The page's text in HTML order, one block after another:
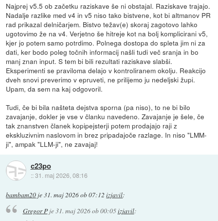
Najprej v5.5 ob začetku raziskave še ni obstajal. Raziskave trajajo.
Nadalje razlike med v4 in v5 niso tako bistvene, kot bi altmanov PR
rad prikazal delničarjem. Bistvo težav(e) skoraj zagotovo lahko
ugotovimo že na v4. Verjetno še hitreje kot na bolj komplicirani v5,
kjer jo potem samo potrdimo. Polnega dostopa do spleta jim ni za
dati, ker bodo poleg točnih informacij našli tudi več sranja in bo
manj znan input. S tem bi bili rezultati raziskave slabši.
Eksperimenti se praviloma delajo v kontroliranem okolju. Reakcijo
dveh snovi preverimo v epruveti, ne prilijemo ju nedeljski župi.
Upam, da sem na kaj odgovoril.
Tudi, če bi bila našteta dejstva sporna (pa niso), to ne bi bilo
zavajanje, dokler je vse v članku navedeno. Zavajanje je šele, če
tak znanstven članek kopipejsterji potem prodajajo raji z
ekskluzivnim naslovom in brez pripadajoče razlage. In niso "LMM-
ji", ampak "LLM-ji", ne zavajaj!
c23po
::31. maj 2026, 08:16
bambam20 je31. maj 2026 ob 07:12 izjavil:
Gregor Pje31. maj 2026 ob 00:05izjavil: